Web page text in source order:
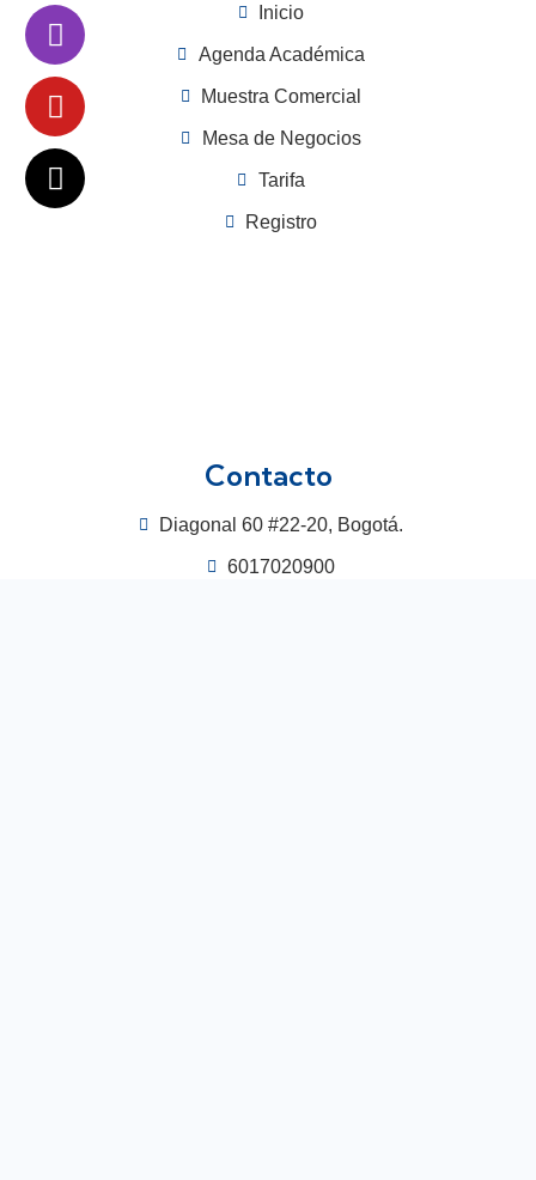
Inicio
Agenda Académica
Muestra Comercial
Mesa de Negocios
Tarifa
Registro
Contacto
Diagonal 60 #22-20, Bogotá.
6017020900